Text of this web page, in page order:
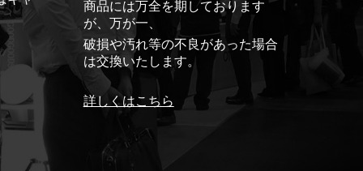
商品には万全を期しております
が、万が一、
破損や汚れ等の不良があった場合
は交換いたします。
詳しくはこちら